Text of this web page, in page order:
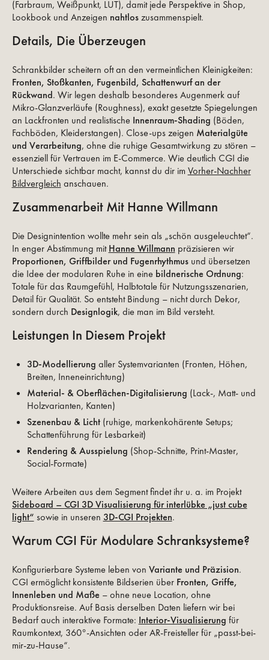
(Farbraum, Weißpunkt, LUT), damit jede Perspektive in Shop,
Lookbook und Anzeigen nahtloszusammenspielt.
Details, Die Überzeugen
Schrankbilder scheitern oft an den vermeintlichen Kleinigkeiten:
Fronten, Stoßkanten, Fugenbild, Schattenwurf an der
Rückwand. Wir legen deshalb besonderes Augenmerk auf
Mikro-Glanzverläufe (Roughness), exakt gesetzte Spiegelungen
an Lackfronten und realistische Innenraum-Shading (Böden,
Fachböden, Kleiderstangen). Close-ups zeigen Materialgüte
und Verarbeitung, ohne die ruhige Gesamtwirkung zu stören –
essenziell für Vertrauen im E-Commerce. Wie deutlich CGI die
Unterschiede sichtbar macht, kannst du dir im Vorher-Nachher
Bildvergleich anschauen.
Zusammenarbeit Mit Hanne Willmann
Die Designintention wollte mehr sein als „schön ausgeleuchtet“.
In enger Abstimmung mitHanne Willmann präzisieren wir
Proportionen, Griffbilder und Fugenrhythmusund übersetzen
die Idee der modularen Ruhe in eine bildnerische Ordnung:
Totale für das Raumgefühl, Halbtotale für Nutzungsszenarien,
Detail für Qualität. So entsteht Bindung – nicht durch Dekor,
sondern durch Designlogik, die man im Bild versteht.
Leistungen In Diesem Projekt
3D-Modellierung aller Systemvarianten (Fronten, Höhen,
Breiten, Inneneinrichtung)
Material- & Oberflächen-Digitalisierung (Lack-, Matt- und
Holzvarianten, Kanten)
Szenenbau & Licht(ruhige, markenkohärente Setups;
Schattenführung für Lesbarkeit)
Rendering & Ausspielung (Shop-Schnitte, Print-Master,
Social-Formate)
Weitere Arbeiten aus dem Segment findet ihr u. a. im Projekt
Sideboard – CGI 3D Visualisierung für interlübke „just cube
light“ sowie in unseren 3D-CGI Projekten.
Warum CGI Für Modulare Schranksysteme?
Konfigurierbare Systeme leben von Variante und Präzision.
CGI ermöglicht konsistente Bildserien über Fronten, Griffe,
Innenleben und Maße – ohne neue Location, ohne
Produktionsreise. Auf Basis derselben Daten liefern wir bei
Bedarf auch interaktive Formate: Interior-Visualisierung für
Raumkontext, 360°-Ansichten oder AR-Freisteller für „passt-bei-
mir-zu-Hause“.